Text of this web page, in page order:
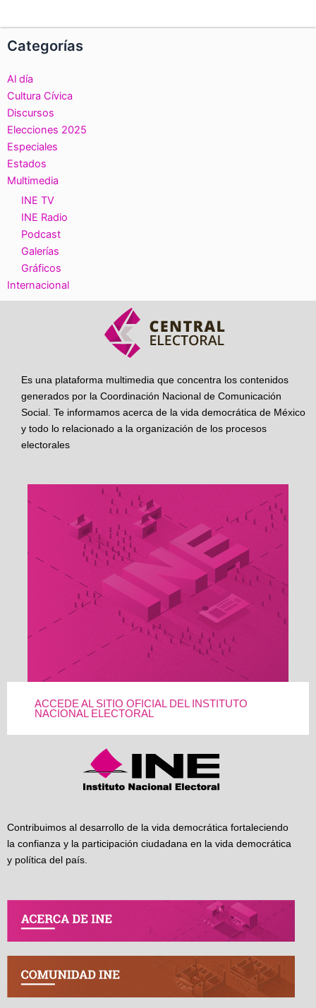
Categorías
Al día
Cultura Cívica
Discursos
Elecciones 2025
Especiales
Estados
Multimedia
INE TV
INE Radio
Podcast
Galerías
Gráficos
Internacional
Es una plataforma multimedia que concentra los contenidos
generados por la Coordinación Nacional de Comunicación
Social. Te informamos acerca de la vida democrática de México
y todo lo relacionado a la organización de los procesos
electorales
ACCEDE AL SITIO OFICIAL DEL INSTITUTO
NACIONAL ELECTORAL
Contribuimos al desarrollo de la vida democrática fortaleciendo
la confianza y la participación ciudadana en la vida democrática
y política del país.